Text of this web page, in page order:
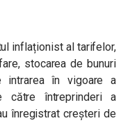
inflaționist al tarifelor,
stocarea de bunuri
intrarea în vigoare a
către întreprinderi a
înregistrat creșteri de